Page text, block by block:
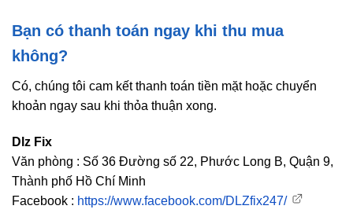
Bạn có thanh toán ngay khi thu mua
không?
Có, chúng tôi cam kết thanh toán tiền mặt hoặc chuyển
khoản ngay sau khi thỏa thuận xong.
Dlz Fix
Văn phòng : Số 36 Đường số 22, Phước Long B, Quận 9,
Thành phố Hồ Chí Minh
Facebook : https://www.facebook.com/DLZfix247/